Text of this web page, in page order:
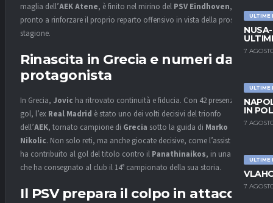
ULTIME
7
ULTIME
IN
7
ULTIME
7
maglia dell’AEK Atene, è finito nel mirino del PSV Eindhoven,
pronto a rinforzare il proprio reparto offensivo in vista della prossima
stagione.
Rinascita in Grecia e numeri da
protagonista
In Grecia, Jovic ha ritrovato continuità e fiducia. Con 42 presenze e 22
gol, l’ex Real Madrid è stato uno dei volti decisivi del trionfo
dell’AEK, tornato campione di Grecia sotto la guida di Marko
Nikolic. Non solo reti, ma anche giocate decisive, come l’assist che
ha contribuito al gol del titolo contro il Panathinaikos, in una serata
che ha consegnato al club il 14° campionato della sua storia.
Il PSV prepara il colpo in attacco